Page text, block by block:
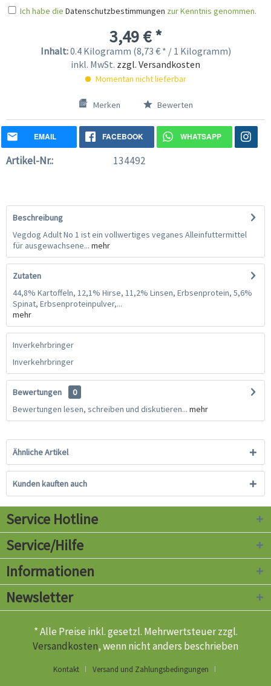
Ich habe die Datenschutzbestimmungen zur Kenntnis genommen.
3,49 € *
Inhalt:0.4 Kilogramm (8,73 € * / 1 Kilogramm)
inkl. MwSt. zzgl. Versandkosten
Momentan nicht lieferbar
Merken Bewerten
EMAIL FACEBOOK WHATSAPP
Artikel-Nr.: 134492
Beschreibung
Vegdog Adult No 1 ist ein vollwertiges veganes Alleinfuttermittel
für ausgewachsene... mehr
Zutaten
44,8% Kartoffeln, 12,1% Hirse, 11,2% Linsen, Erbsenprotein, 5,6%
Spinat, Erbsenproteinpulver,...
mehr
Inverkehrbringer
Inverkehrbringer
Bewertungen
0
Bewertungen lesen, schreiben und diskutieren... mehr
Ähnliche Artikel
Kunden kauften auch
Service Hotline
Service/Hilfe
Informationen
Newsletter
* Alle Preise inkl. gesetzl. Mehrwertsteuer zzgl.
Versandkosten, wenn nicht anders beschrieben
Kontakt
Versand und Zahlungsbedingungen